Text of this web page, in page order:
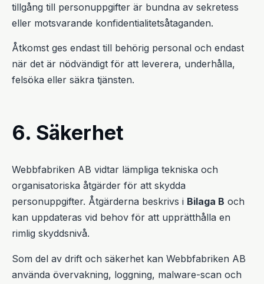
tillgång till personuppgifter är bundna av sekretess
eller motsvarande konfidentialitetsåtaganden.
Åtkomst ges endast till behörig personal och endast
när det är nödvändigt för att leverera, underhålla,
felsöka eller säkra tjänsten.
6. Säkerhet
Webbfabriken AB vidtar lämpliga tekniska och
organisatoriska åtgärder för att skydda
personuppgifter. Åtgärderna beskrivs i Bilaga B och
kan uppdateras vid behov för att upprätthålla en
rimlig skyddsnivå.
Som del av drift och säkerhet kan Webbfabriken AB
använda övervakning, loggning, malware-scan och